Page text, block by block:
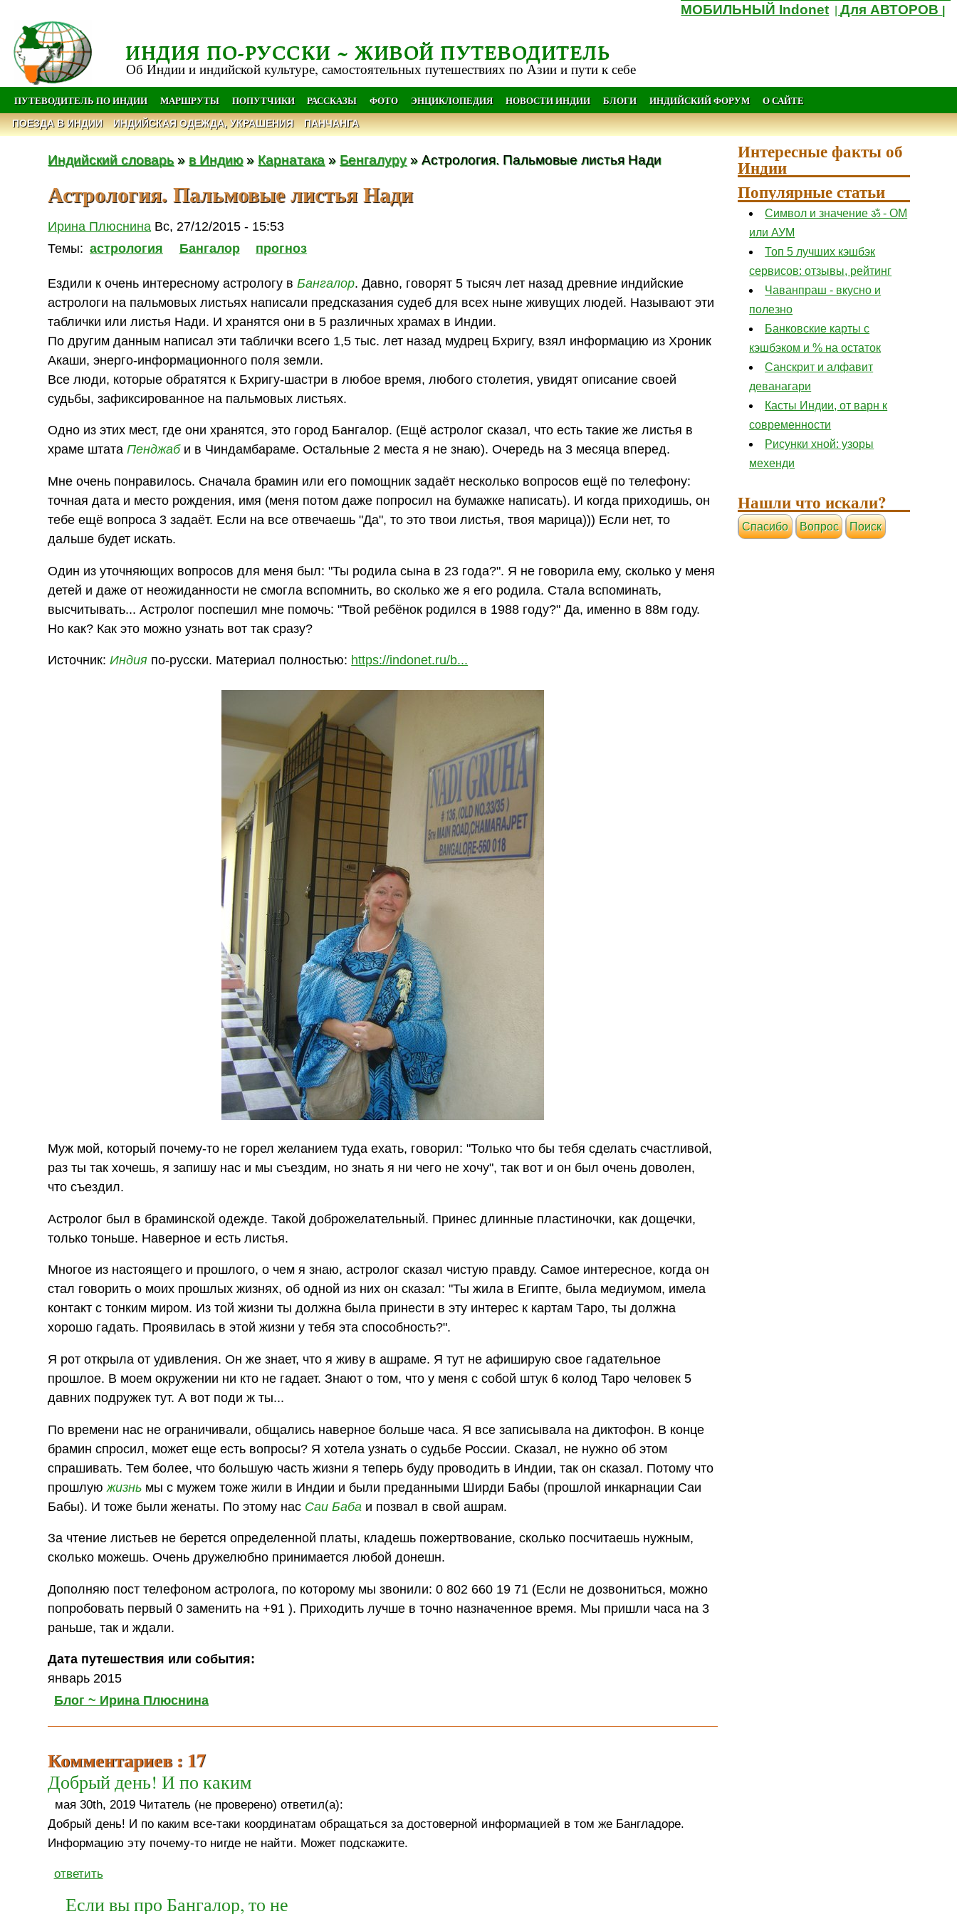
МОБИЛЬНЫЙ Indonet |Для АВТОРОВ
ИНДИЯ ПО-РУССКИ ~ ЖИВОЙ ПУТЕВОДИТЕЛЬ
Об Индии и индийской культуре, самостоятельных путешествиях по Азии и пути к себе
ПУТЕВОДИТЕЛЬ ПО ИНДИИ МАРШРУТЫ ПОПУТЧИКИ РАССКАЗЫ ФОТО ЭНЦИКЛОПЕДИЯ НОВОСТИ ИНДИИ БЛОГИ ИНДИЙСКИЙ ФОРУМ О САЙТЕ
ПОЕЗДА В ИНДИИ ИНДИЙСКАЯ ОДЕЖДА, УКРАШЕНИЯ ПАНЧАНГА
Индийский словарь» в Индию» Карнатака » Бенгалуру» Астрология. Пальмовые листья Нади
Астрология. Пальмовые листья Нади
Ирина Плюснина Вс, 27/12/2015 - 15:53
Темы: астрология Бангалор прогноз
Ездили к очень интересному астрологу вБангалор. Давно, говорят 5 тысяч лет назад древние индийские
астрологи на пальмовых листьях написали предсказания судеб для всех ныне живущих людей. Называют эти
таблички или листья Нади. И хранятся они в 5 различных храмах в Индии.
По другим данным написал эти таблички всего 1,5 тыс. лет назад мудрец Бхригу, взял информацию из Хроник
Акаши, энерго-информационного поля земли.
Все люди, которые обратятся к Бхригу-шастри в любое время, любого столетия, увидят описание своей
судьбы, зафиксированное на пальмовых листьях.
Одно из этих мест, где они хранятся, это город Бангалор. (Ещё астролог сказал, что есть такие же листья в
храме штатаПенджаби в Чиндамбараме. Остальные 2 места я не знаю). Очередь на 3 месяца вперед.
Мне очень понравилось. Сначала брамин или его помощник задаёт несколько вопросов ещё по телефону:
точная дата и место рождения, имя (меня потом даже попросил на бумажке написать). И когда приходишь, он
тебе ещё вопроса 3 задаёт. Если на все отвечаешь "Да", то это твои листья, твоя марица))) Если нет, то
дальше будет искать.
Один из уточняющих вопросов для меня был: "Ты родила сына в 23 года?". Я не говорила ему, сколько у меня
детей и даже от неожиданности не смогла вспомнить, во сколько же я его родила. Стала вспоминать,
высчитывать... Астролог поспешил мне помочь: "Твой ребёнок родился в 1988 году?" Да, именно в 88м году.
Но как? Как это можно узнать вот так сразу?
Источник:Индия по-русски. Материал полностью: https://indonet.ru/b...
Муж мой, который почему-то не горел желанием туда ехать, говорил: "Только что бы тебя сделать счастливой,
раз ты так хочешь, я запишу нас и мы съездим, но знать я ни чего не хочу", так вот и он был очень доволен,
что съездил.
Астролог был в браминской одежде. Такой доброжелательный. Принес длинные пластиночки, как дощечки,
только тоньше. Наверное и есть листья.
Многое из настоящего и прошлого, о чем я знаю, астролог сказал чистую правду. Самое интересное, когда он
стал говорить о моих прошлых жизнях, об одной из них он сказал: "Ты жила в Египте, была медиумом, имела
контакт с тонким миром. Из той жизни ты должна была принести в эту интерес к картам Таро, ты должна
хорошо гадать. Проявилась в этой жизни у тебя эта способность?".
Я рот открыла от удивления. Он же знает, что я живу в ашраме. Я тут не афиширую свое гадательное
прошлое. В моем окружении ни кто не гадает. Знают о том, что у меня с собой штук 6 колод Таро человек 5
давних подружек тут. А вот поди ж ты...
По времени нас не ограничивали, общались наверное больше часа. Я все записывала на диктофон. В конце
брамин спросил, может еще есть вопросы? Я хотела узнать о судьбе России. Сказал, не нужно об этом
спрашивать. Тем более, что большую часть жизни я теперь буду проводить в Индии, так он сказал. Потому что
прошлуюжизнь мы с мужем тоже жили в Индии и были преданными Ширди Бабы (прошлой инкарнации Саи
Бабы). И тоже были женаты. По этому нас Саи Баба и позвал в свой ашрам.
За чтение листьев не берется определенной платы, кладешь пожертвование, сколько посчитаешь нужным,
сколько можешь. Очень дружелюбно принимается любой донешн.
Дополняю пост телефоном астролога, по которому мы звонили: 0 802 660 19 71 (Если не дозвониться, можно
попробовать первый 0 заменить на +91 ). Приходить лучше в точно назначенное время. Мы пришли часа на 3
раньше, так и ждали.
Дата путешествия или события:
январь 2015
Блог ~ Ирина Плюснина
Комментариев : 17
Добрый день! И по каким
мая 30th, 2019 Читатель (не проверено) ответил(а):
Добрый день! И по каким все-таки координатам обращаться за достоверной информацией в том же Бангладоре.
Информацию эту почему-то нигде не найти. Может подскажите.
ответить
Если вы про Бангалор, то не
Интересные факты об
Индии
Популярные статьи
Символ и значение ॐ - ОМ
или АУМ
Топ 5 лучших кэшбэк
сервисов: отзывы, рейтинг
Чаванпраш - вкусно и
полезно
Банковские карты с
кэшбэком и % на остаток
Санскрит и алфавит
деванагари
Касты Индии, от варн к
современности
Рисунки хной: узоры
мехенди
Нашли что искали?
Cпасибо Вопрос Поиск